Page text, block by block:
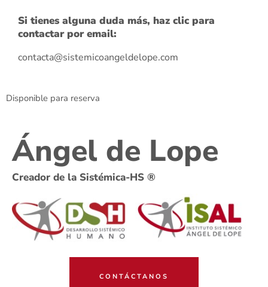
Si tienes alguna duda más, haz clic para
contactar por email:
contacta@sistemicoangeldelope.com
Disponible para reserva
Ángel de Lope
Creador de la Sistémica-HS ®
CONTÁCTANOS